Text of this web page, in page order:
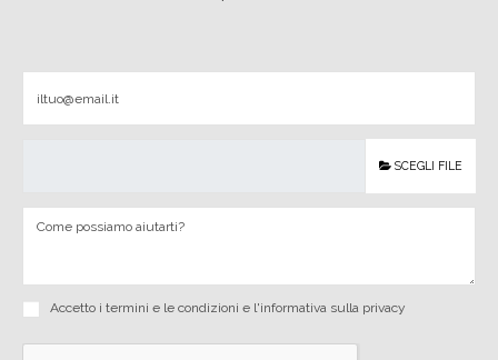
SCEGLI FILE
Accetto i termini e le condizioni e l'informativa sulla privacy